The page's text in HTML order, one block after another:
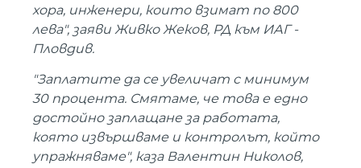
хора, инженери, които взимат по 800
лева", заяви Живко Жеков, РД към ИАГ -
Пловдив.
"Заплатите да се увеличат с минимум
30 процента. Смятаме, че това е едно
достойно заплащане за работата,
която извършваме и контролът, който
упражняваме", каза Валентин Николов,